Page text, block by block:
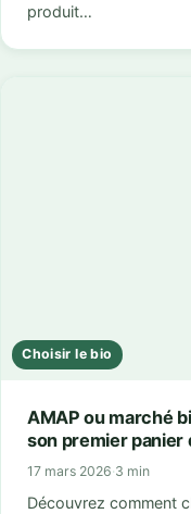
produit…
Choisir le bio
AMAP ou marché
son premier panier
17 mars 2026·3 min
Découvrez comment